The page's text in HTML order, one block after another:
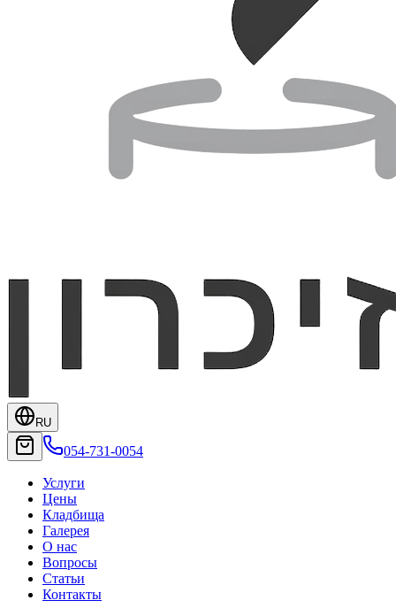
RU
054-731-0054
Услуги
Цены
Кладбища
Галерея
О нас
Вопросы
Статьи
Контакты